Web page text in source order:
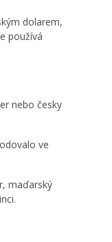
dolarem,
používá
nebo česky
ve
maďarský